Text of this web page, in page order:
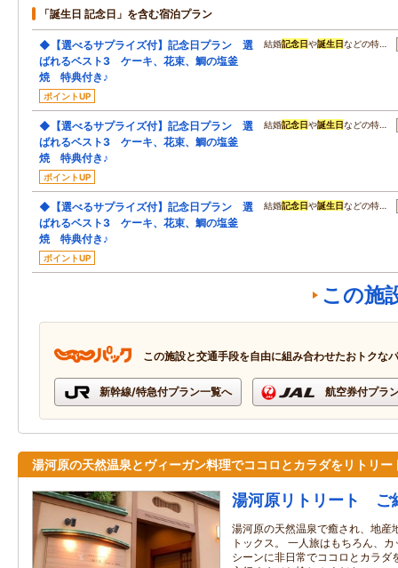
「誕生日 記念日」を含む宿泊プラン
◆【選べるサプライズ付】記念日プラン 選
ばれるベスト3 ケーキ、花束、鯛の塩釜
焼 特典付き♪
ポイントUP
結婚記念日や誕生日などの特…
◆【選べるサプライズ付】記念日プラン 選
ばれるベスト3 ケーキ、花束、鯛の塩釜
焼 特典付き♪
ポイントUP
結婚記念日や誕生日などの特…
◆【選べるサプライズ付】記念日プラン 選
ばれるベスト3 ケーキ、花束、鯛の塩釜
焼 特典付き♪
ポイントUP
結婚記念日や誕生日などの特…
この施
この施設と交通手段を自由に組み合わせたおトクな
新幹線/特急付プラン一覧へ 航空券付プラ
湯河原の天然温泉とヴィーガン料理でココロとカラダをリトリー
湯河原リトリート ご
湯河原の天然温泉で癒され、地産
トックス。 一人旅はもちろん、
シーンに非日常でココロとカラダ